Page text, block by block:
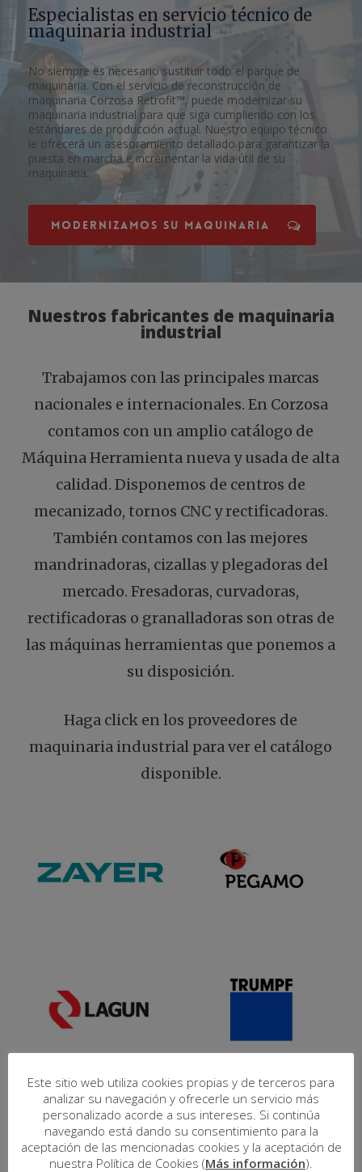
Especialistas en servicio técnico de
maquinaria industrial
No siempre es necesario sustituir todo el parque de
maquinaria. Con el servicio de reconstrucción de
maquinaria Corzosa Retrofit™, puede modernizar su
maquinaria industrial para que siga cumpliendo con los
estándares de producción actual. Nuestro equipo técnico
le ofrecerá un asesoramiento detallado para garantizar la
puesta en marcha e incrementar la vida útil de su
maquinaria.
Modernizamos su maquinaria
Nuestros fabricantes de maquinaria
industrial
Trabajamos con las principales marcas
nacionales e internacionales. En Corzosa
contamos con un amplio catálogo de
Máquina Herramienta nueva y usada de alta
calidad. Disponemos de centros de
mecanizado, tornos CNC y rectificadoras.
También contamos con las mejores
mandrinadoras, cizallas y plegadoras del
mercado. Fresadoras, curvadoras,
rectificadoras o granalladoras son otras de
las máquinas herramientas que ponemos a
su disposición.
Haga click en los proveedores de
maquinaria industrial para ver el catálogo
disponible.
Este sitio web utiliza cookies propias y de terceros para
analizar su navegación y ofrecerle un servicio más
personalizado acorde a sus intereses. Si continúa
navegando está dando su consentimiento para la
aceptación de las mencionadas cookies y la aceptación de
nuestra Política de Cookies (Más información).